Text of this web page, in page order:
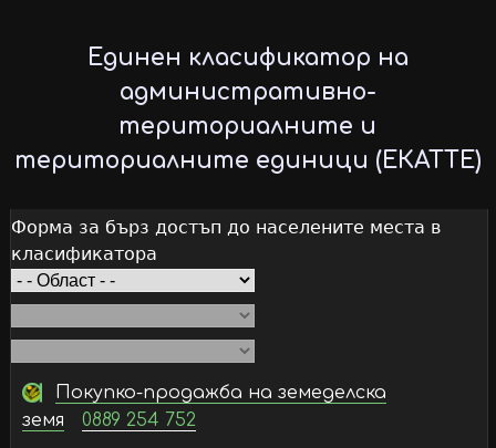
to
main
content
Единен класификатор на
административно-
териториалните и
териториалните единици (ЕКАТТЕ)
Форма за бърз достъп до населените места в
класификатора
Покупко-продажба на земеделска
земя
0889 254 752